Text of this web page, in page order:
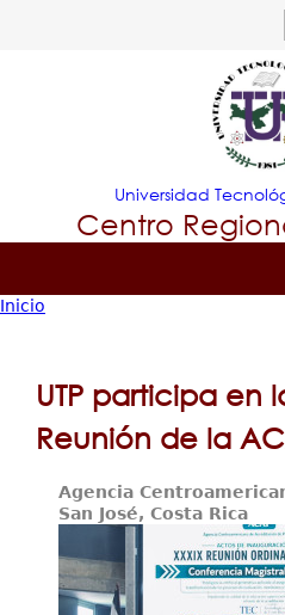
Jump to
Universidad
Centro
Tropical
Principal
Oferta
está
aquí
Inicio
UTP participa en
Reunión de la
Agencia
San José, Costa Rica